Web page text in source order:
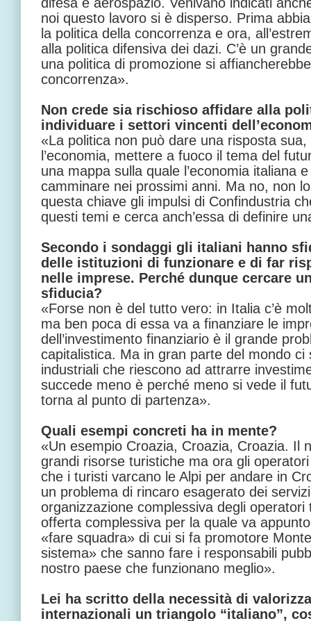
noi questo lavoro si è disperso. Prima
la politica della concorrenza e ora,
alla politica difensiva dei dazi. C’è un
una politica di promozione si
concorrenza».
Non crede sia rischioso affidare alla
individuare i settori vincenti
«La politica non può dare una risposta
l’economia, mettere a fuoco il tema del
una mappa sulla quale l’economia italiana
camminare nei prossimi anni. Ma no, non
questa chiave gli impulsi di Confindustria
questi temi e cerca anch’essa di definire
Secondo i sondaggi gli italiani hanno
delle istituzioni di funzionare e di far
nelle imprese. Perché dunque cercare
sfiducia?
«Forse non è del tutto vero: in Italia c’è
ma ben poca di essa va a finanziare le
dell’investimento finanziario è il grande
capitalistica. Ma in gran parte del mondo ci
industriali che riescono ad attrarre
succede meno è perché meno si vede il
torna al punto di partenza».
Quali esempi concreti ha in mente?
«Un esempio Croazia, Croazia, Croazia. Il
grandi risorse turistiche ma ora gli
che i turisti varcano le Alpi per andare in
un problema di rincaro esagerato dei
organizzazione complessiva degli
offerta complessiva per la quale va
«fare squadra» di cui si fa promotore
sistema» che sanno fare i responsabili
nostro paese che funzionano meglio».
Lei ha scritto della necessità di
internazionali un triangolo “italiano”,